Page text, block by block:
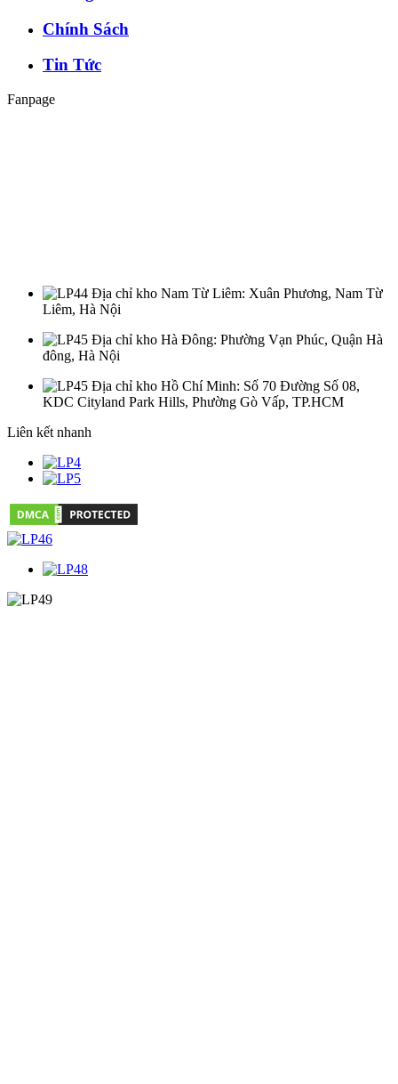
Chính Sách
Tin Tức
Fanpage
Địa chỉ kho Nam Từ Liêm: Xuân Phương, Nam Từ
Liêm, Hà Nội
Địa chỉ kho Hà Đông: Phường Vạn Phúc, Quận Hà
đông, Hà Nội
Địa chỉ kho Hồ Chí Minh: Số 70 Đường Số 08,
KDC Cityland Park Hills, Phường Gò Vấp, TP.HCM
Liên kết nhanh